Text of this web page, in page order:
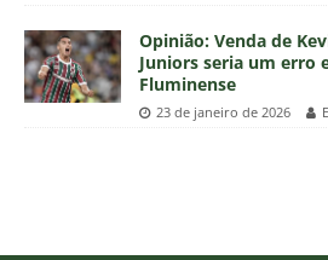
Opinião: Venda de
Juniors seria um erro
Fluminense
23 de janeiro de 2026